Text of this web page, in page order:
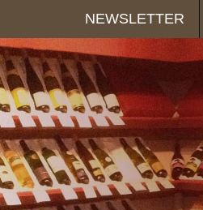
NEWSLETTER
Panneau de gestion des cookies